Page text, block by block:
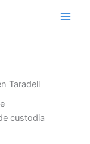
Taradell
custodia